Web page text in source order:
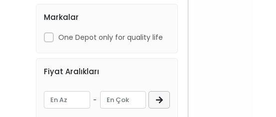
General Mobile 22 Plus
General Mobile 22 Pro
General Mobile 6
General Mobile 22
General Mobile Discovery E3
Markalar
One Depot only for quality life
Fiyat Aralıkları
-